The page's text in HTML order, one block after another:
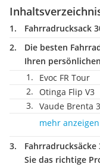
Fahrradrucksack
Die besten
Ihren
Evoc FR Tour
Otinga Flip V3
Vaude Brenta
mehr anzeigen
Sie das richtige